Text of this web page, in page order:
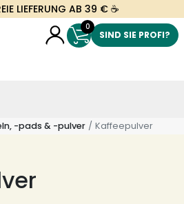
LIEFERUNG AB 39 € ☕
0
SIND SIE PROFI?
-pads & -pulver Kaffeepulver